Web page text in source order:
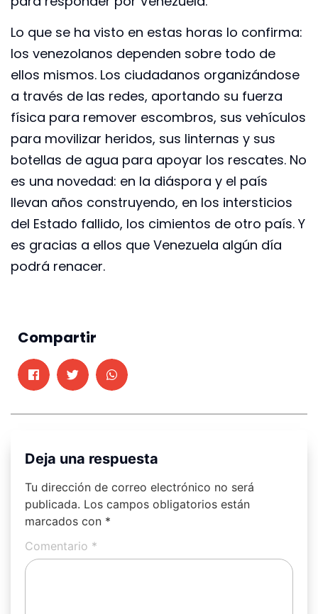
Lo que se ha visto en estas horas lo confirma:
los venezolanos dependen sobre todo de
ellos mismos. Los ciudadanos organizándose
a través de las redes, aportando su fuerza
física para remover escombros, sus vehículos
para movilizar heridos, sus linternas y sus
botellas de agua para apoyar los rescates. No
es una novedad: en la diáspora y el país
llevan años construyendo, en los intersticios
del Estado fallido, los cimientos de otro país. Y
es gracias a ellos que Venezuela algún día
podrá renacer.
Compartir
Deja una respuesta
Tu dirección de correo electrónico no será
publicada. Los campos obligatorios están
marcados con *
Comentario *